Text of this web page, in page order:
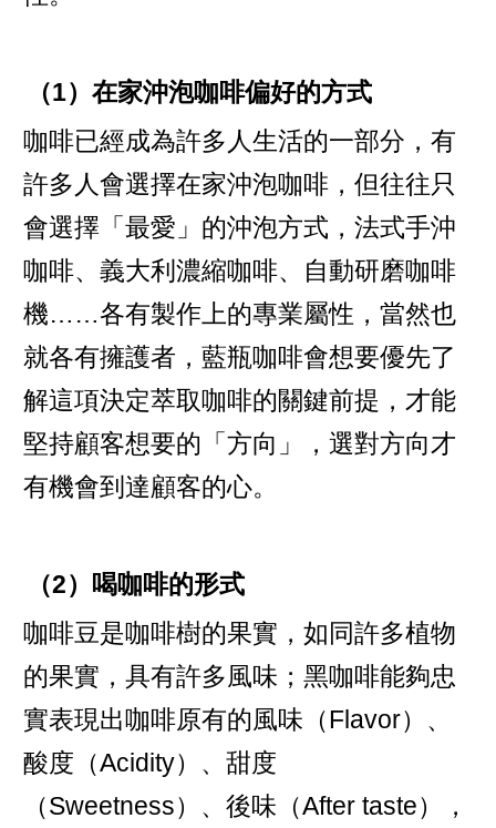
（1）在家沖泡咖啡偏好的方式
咖啡已經成為許多人生活的一部分，有
許多人會選擇在家沖泡咖啡，但往往只
會選擇「最愛」的沖泡方式，法式手沖
咖啡、義大利濃縮咖啡、自動研磨咖啡
機……各有製作上的專業屬性，當然也
就各有擁護者，藍瓶咖啡會想要優先了
解這項決定萃取咖啡的關鍵前提，才能
堅持顧客想要的「方向」，選對方向才
有機會到達顧客的心。
（2）喝咖啡的形式
咖啡豆是咖啡樹的果實，如同許多植物
的果實，具有許多風味；黑咖啡能夠忠
實表現出咖啡原有的風味（Flavor）、
酸度（Acidity）、甜度
（Sweetness）、後味（After taste），